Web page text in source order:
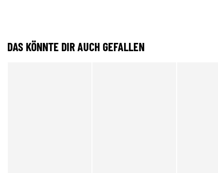
DAS KÖNNTE DIR AUCH GEFALLEN